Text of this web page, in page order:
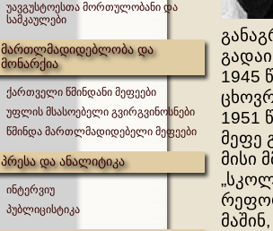
უავგუსტოესთა მორთულობანი და
სამკაულები
მართლმადიდებლობა და
მონარქია
ქართველი წმინდანი მეფეები
უფლის მსასოებელი გვირგვინოსნები
წმინდა მართლმადიდებელი მეფეები
პრესა და ანალიტიკა
ინტერვიუ
პუბლიცისტიკა
1945
1951
მეფე
მისი